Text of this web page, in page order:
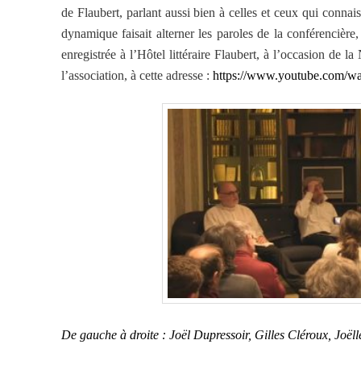
de Flaubert, parlant aussi bien à celles et ceux qui
dynamique faisait alterner les paroles de la
enregistrée à l’Hôtel littéraire Flaubert, à l’occasion de
l’association, à cette adresse : https://www.youtube.com/
De gauche à droite : Joël Dupressoir, Gilles Cléroux,